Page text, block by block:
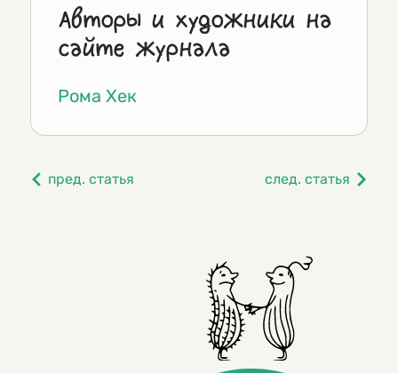
Авторы и художники на
сайте журнала
Рома Хек
пред. статья след. статья